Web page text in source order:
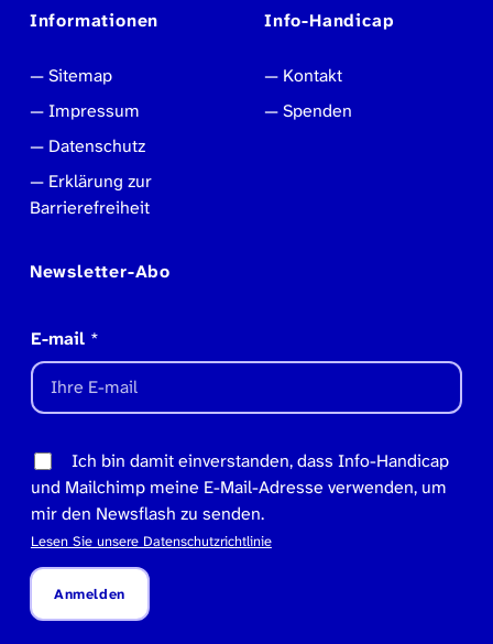
Informationen
Sitemap
Impressum
Datenschutz
Erklärung zur
Barrierefreiheit
Info-Handicap
Kontakt
Spenden
Newsletter-Abo
E-mail *
Ich bin damit einverstanden, dass Info-Handicap
und Mailchimp meine E-Mail-Adresse verwenden, um
mir den Newsflash zu senden.
Lesen Sie unsere Datenschutzrichtlinie
Anmelden